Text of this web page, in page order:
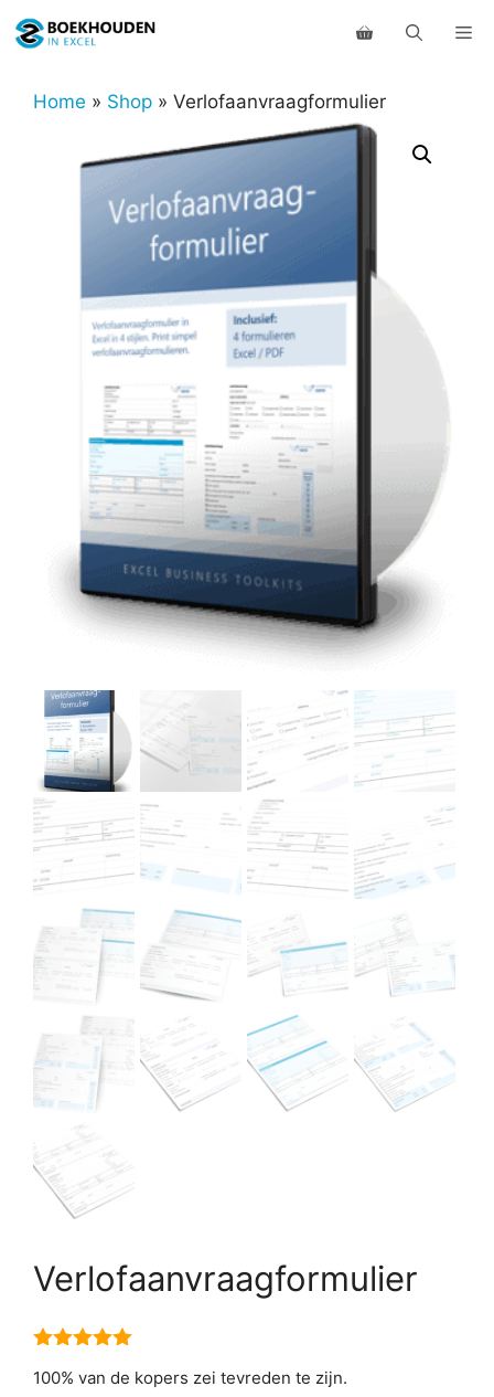
naar
inhoudHome » Shop » Verlofaanvraagformulier
Verlofaanvraagformulier
100% van de kopers zei tevreden te zijn.